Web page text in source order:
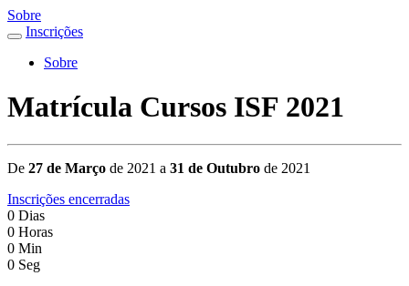
Sobre
Inscrições
Sobre
Matrícula Cursos ISF 2021
De 27 de Março de 2021 a 31 de Outubro de 2021
Inscrições encerradas
0 Dias
0 Horas
0 Min
0 Seg